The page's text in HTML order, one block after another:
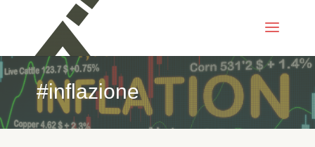
#inflazione